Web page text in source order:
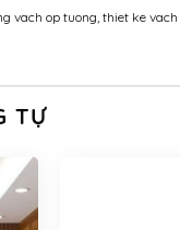
vach op tuong, thiet ke
TỰ